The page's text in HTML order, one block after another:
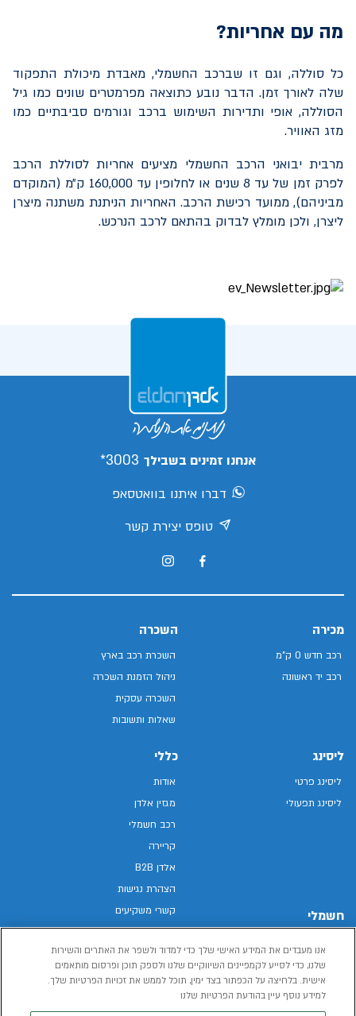
מה עם אחריות?
כל סוללה, וגם זו שברכב החשמלי, מאבדת מיכולת התפקוד
שלה לאורך זמן. הדבר נובע כתוצאה מפרמטרים שונים כמו גיל
הסוללה, אופי ותדירות השימוש ברכב וגורמים סביבתיים כמו
מזג האוויר.
מרבית יבואני הרכב החשמלי מציעים אחריות לסוללת הרכב
לפרק זמן של עד 8 שנים או לחלופין עד 160,000 ק״מ (המוקדם
מביניהם), ממועד רכישת הרכב. האחריות הניתנת משתנה מיצרן
ליצרן, ולכן מומלץ לבדוק בהתאם לרכב הנרכש.
אנחנו זמינים בשבילך 3003*
דברו איתנו בוואטסאפ
טופס יצירת קשר
מכירה
רכב חדש 0 ק"מ
רכב יד ראשונה
השכרה
השכרת רכב בארץ
ניהול הזמנת השכרה
השכרה עסקית
שאלות ותשובות
ליסינג
ליסינג פרטי
ליסינג תפעולי
חשמלי
רכב חשמלי
הכל על רכב חשמלי
כללי
אודות
מגזין אלדן
רכב חשמלי
קריירה
אלדן B2B
הצהרת נגישות
קשרי משקיעים
מפת האתר
מדיניות פרטיות
תנאי שימוש
אנו מעבדים את המידע האישי שלך כדי למדוד ולשפר את האתרים והשירות
שלנו, כדי לסייע לקמפיינים השיווקיים שלנו ולספק תוכן ופרסום מותאמים
אישית. בלחיצה על הכפתור בצד ימין, תוכל לממש את זכויות הפרטיות שלך.
למידע נוסף עיין בהודעת הפרטיות שלנו